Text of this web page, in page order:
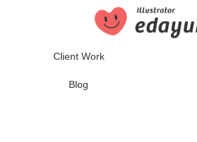
Client Work
Blog